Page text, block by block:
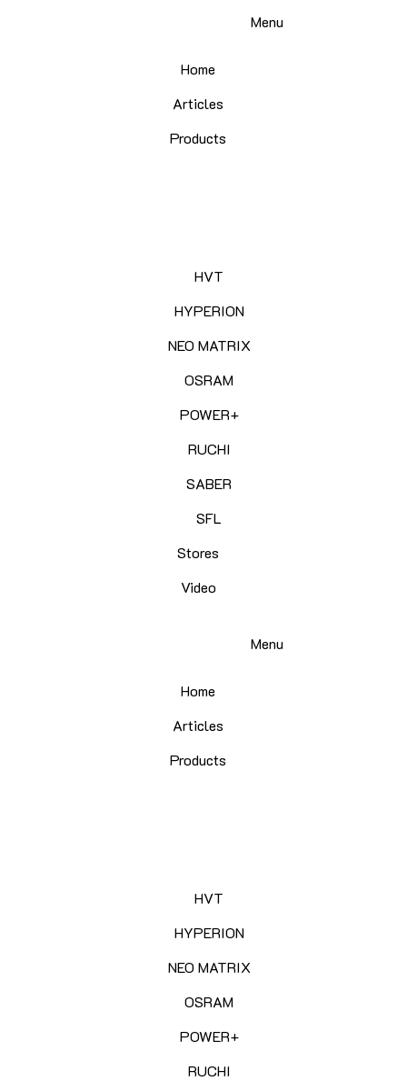
Home
Articles
Products
HVT
HYPERION
NEO MATRIX
OSRAM
POWER+
RUCHI
SABER
SFL
Stores
Video
Menu
Home
Articles
Products
HVT
HYPERION
NEO MATRIX
OSRAM
POWER+
RUCHI
Menu